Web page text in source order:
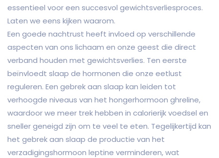
essentieel voor een succesvol gewichtsverliesproces.
Laten we eens kijken waarom.
Een goede nachtrust heeft invloed op verschillende
aspecten van ons lichaam en onze geest die direct
verband houden met gewichtsverlies. Ten eerste
beïnvloedt slaap de hormonen die onze eetlust
reguleren. Een gebrek aan slaap kan leiden tot
verhoogde niveaus van het hongerhormoon ghreline,
waardoor we meer trek hebben in calorierijk voedsel en
sneller geneigd zijn om te veel te eten. Tegelijkertijd kan
het gebrek aan slaap de productie van het
verzadigingshormoon leptine verminderen, wat